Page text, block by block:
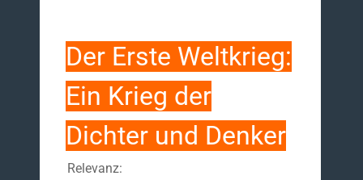
Der Erste Weltkrieg:
Ein Krieg der
Dichter und Denker
Relevanz: